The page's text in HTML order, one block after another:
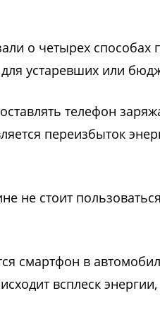
о четырех
устаревших или
телефон
переизбыток
не стоит
смартфон в
всплеск